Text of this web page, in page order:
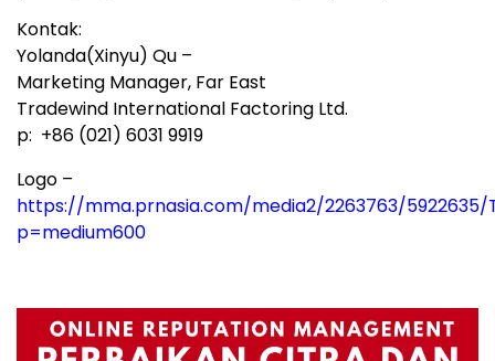
Kontak:
Yolanda(Xinyu) Qu –
Marketing Manager, Far East
Tradewind International Factoring Ltd.
p: +86 (021) 6031 9919
Logo –
https://mma.prnasia.com/media2/2263763/5922635/
p=medium600